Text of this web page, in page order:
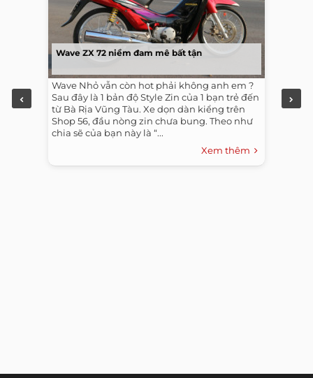
Wave ZX 72 niềm đam mê bất tận
Wave Nhỏ vẫn còn hot phải không anh em ?
Sau đây là 1 bản độ Style Zin của 1 bạn trẻ đến
từ Bà Rịa Vũng Tàu. Xe dọn dàn kiểng trên
Shop 56, đầu nòng zin chưa bung. Theo như
chia sẽ của bạn này là “...
Xem thêm